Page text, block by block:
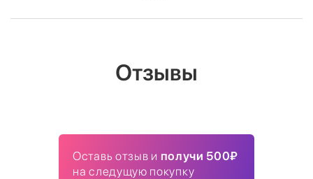
Отзывы
Оставь отзыв и получи 500₽
на следущую покупку